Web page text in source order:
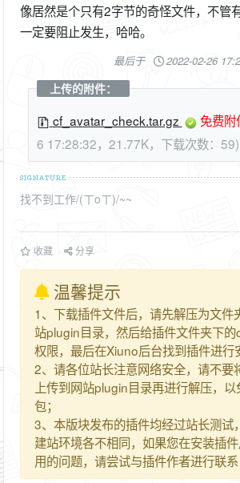
像居然是个只有2字节的奇怪文件，不管
一定要阻止发生，哈哈。
最后于 2022-02-26
上传的附件：
cf_avatar_check.tar.gz 免费附
6 17:28:32，21.77K，下载次数：59)
找不到工作/(ㄒoㄒ)/~~
收藏 分享
温馨提示
1、下载插件文件后，请先解压为文件
站plugin目录，然后给插件文件夹下
权限，最后在Xiuno后台找到插件进行
2、请各位站长注意网络安全，请不要
上传到网站plugin目录再进行解压，
包；
3、本版块发布的插件均经过站长测试
建站环境各不相同，如果您在安装插
用的问题，请尝试与插件作者进行联系